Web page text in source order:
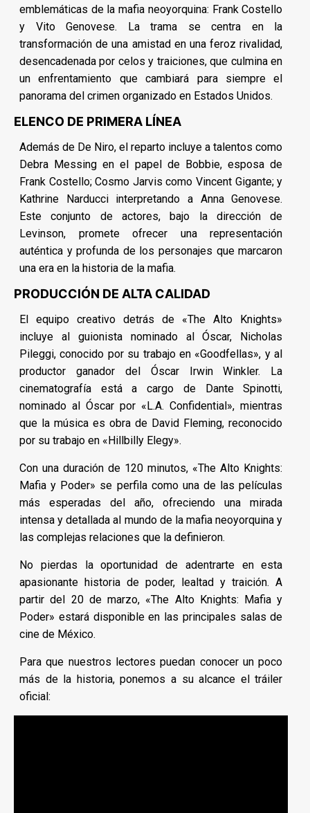
emblemáticas de la mafia neoyorquina: Frank Costello
y Vito Genovese. La trama se centra en la
transformación de una amistad en una feroz rivalidad,
desencadenada por celos y traiciones, que culmina en
un enfrentamiento que cambiará para siempre el
panorama del crimen organizado en Estados Unidos.
ELENCO DE PRIMERA LÍNEA
Además de De Niro, el reparto incluye a talentos como
Debra Messing en el papel de Bobbie, esposa de
Frank Costello; Cosmo Jarvis como Vincent Gigante; y
Kathrine Narducci interpretando a Anna Genovese.
Este conjunto de actores, bajo la dirección de
Levinson, promete ofrecer una representación
auténtica y profunda de los personajes que marcaron
una era en la historia de la mafia.
PRODUCCIÓN DE ALTA CALIDAD
El equipo creativo detrás de «The Alto Knights»
incluye al guionista nominado al Óscar, Nicholas
Pileggi, conocido por su trabajo en «Goodfellas», y al
productor ganador del Óscar Irwin Winkler. La
cinematografía está a cargo de Dante Spinotti,
nominado al Óscar por «L.A. Confidential», mientras
que la música es obra de David Fleming, reconocido
por su trabajo en «Hillbilly Elegy».
Con una duración de 120 minutos, «The Alto Knights:
Mafia y Poder» se perfila como una de las películas
más esperadas del año, ofreciendo una mirada
intensa y detallada al mundo de la mafia neoyorquina y
las complejas relaciones que la definieron.
No pierdas la oportunidad de adentrarte en esta
apasionante historia de poder, lealtad y traición. A
partir del 20 de marzo, «The Alto Knights: Mafia y
Poder» estará disponible en las principales salas de
cine de México.
Para que nuestros lectores puedan conocer un poco
más de la historia, ponemos a su alcance el tráiler
oficial: